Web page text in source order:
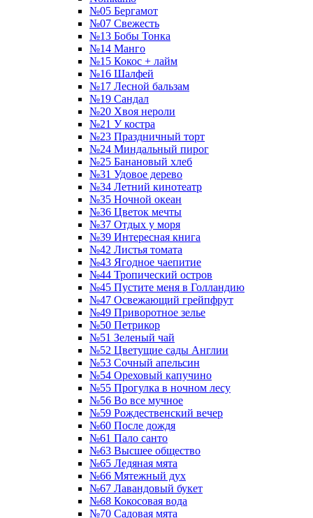
№05 Бергамот
№07 Свежесть
№13 Бобы Тонка
№14 Манго
№15 Кокос + лайм
№16 Шалфей
№17 Лесной бальзам
№19 Сандал
№20 Хвоя нероли
№21 У костра
№23 Праздничный торт
№24 Миндальный пирог
№25 Банановый хлеб
№31 Удовое дерево
№34 Летний кинотеатр
№35 Ночной океан
№36 Цветок мечты
№37 Отдых у моря
№39 Интересная книга
№42 Листья томата
№43 Ягодное чаепитие
№44 Тропический остров
№45 Пустите меня в Голландию
№47 Освежающий грейпфрут
№49 Приворотное зелье
№50 Петрикор
№51 Зеленый чай
№52 Цветущие сады Англии
№53 Сочный апельсин
№54 Ореховый капучино
№55 Прогулка в ночном лесу
№56 Во все мучное
№59 Рождественский вечер
№60 После дождя
№61 Пало санто
№63 Высшее общество
№65 Ледяная мята
№66 Мятежный дух
№67 Лавандовый букет
№68 Кокосовая вода
№70 Садовая мята